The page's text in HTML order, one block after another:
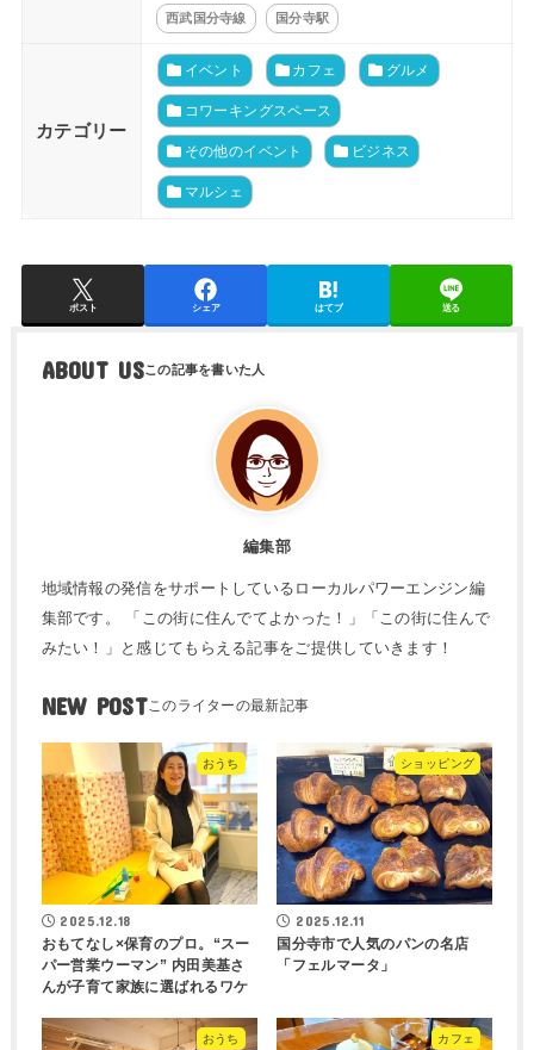
西武国分寺線 国分寺駅
カテゴリー
イベント カフェ グルメ
コワーキングスペース
その他のイベント ビジネス
マルシェ
ポスト シェア はてブ 送る
ABOUT US
編集部
地域情報の発信をサポートしているローカルパワーエンジン編
集部です。 「この街に住んでてよかった！」「この街に住んで
みたい！」と感じてもらえる記事をご提供していきます！
NEW POST
おうち
2025.12.18
おもてなし×保育のプロ。“スー
パー営業ウーマン” 内田美基さ
んが子育て家族に選ばれるワケ
ショッピング
2025.12.11
国分寺市で人気のパンの名店
「フェルマータ」
おうち カフェ